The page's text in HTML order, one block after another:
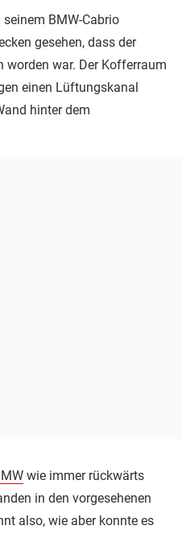
BMW-Cabrio
gesehen, dass der
war. Der Kofferraum
einen Lüftungskanal
hinter dem
wie immer rückwärts
in den vorgesehenen
also, wie aber konnte es